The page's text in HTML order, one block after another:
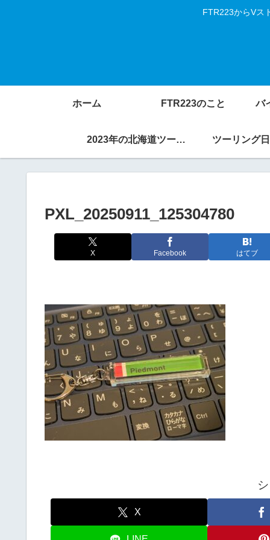
FTR223からVス
ホーム FTR223のこと バ
2023年の北海道ツーリング ツーリング
PXL_20250911_125304780
X Facebook はてブ
X